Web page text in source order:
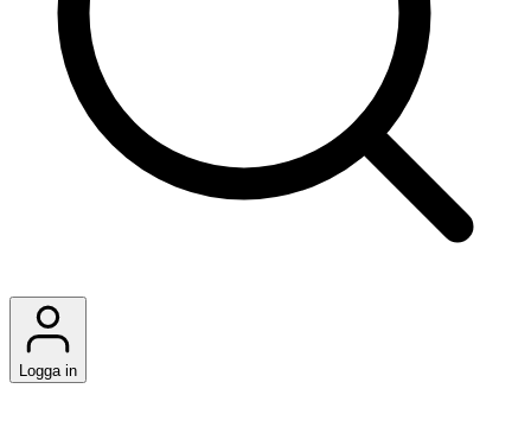
Logga in